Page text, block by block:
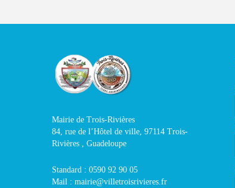
Mairie de Trois-Rivières
84, rue de l’Hôtel de ville, 97114 Trois-
Rivières , Guadeloupe
Standard : 0590 92 90 05
Mail : mairie@villetroisrivieres.fr